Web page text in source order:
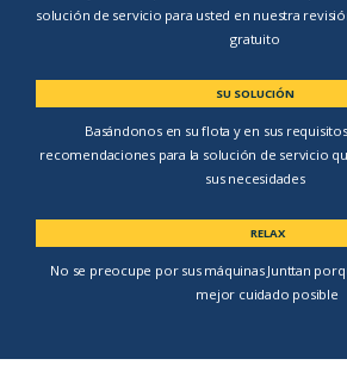
solución de servicio para usted en nuestra
gratuito
SU SOLUCIÓN
Basándonos en su flota y en sus
recomendaciones para la solución de servicio
sus necesidades
RELAX
No se preocupe por sus máquinas Junttan
mejor cuidado posible